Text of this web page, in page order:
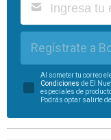
Regístrate a
Al someter tu correo
Condiciones de El
especiales de
Podrás optar salirte